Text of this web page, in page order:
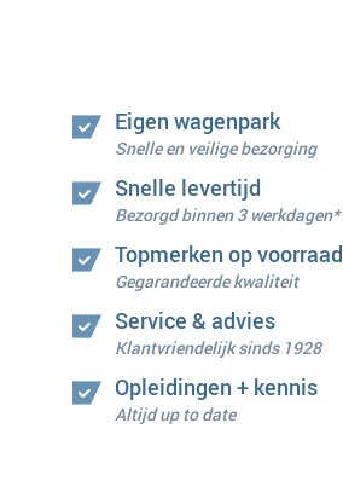
Eigen wagenpark
Snelle en veilige bezorging
Snelle levertijd
Bezorgd binnen 3 werkdagen*
Topmerken op voorraad
Gegarandeerde kwaliteit
Service & advies
Klantvriendelijk sinds 1928
Opleidingen + kennis
Altijd up to date